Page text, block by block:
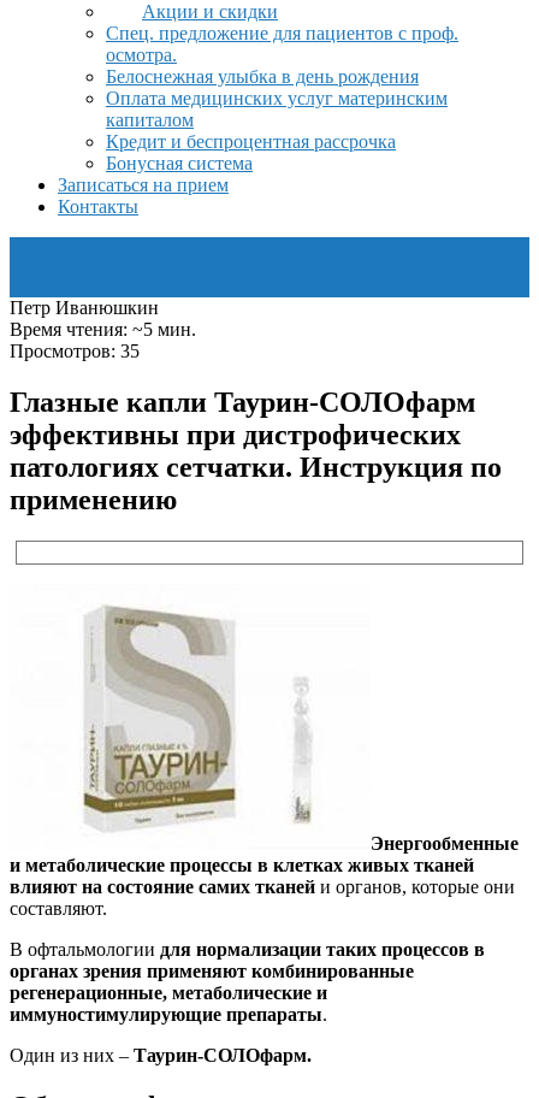
Акции и скидки
Спец. предложение для пациентов с проф.
осмотра.
Белоснежная улыбка в день рождения
Оплата медицинских услуг материнским
капиталом
Кредит и беспроцентная рассрочка
Бонусная система
Записаться на прием
Контакты
Петр Иванюшкин
Время чтения: ~5 мин.
Просмотров: 35
Глазные капли Таурин-СОЛОфарм
эффективны при дистрофических
патологиях сетчатки. Инструкция по
применению
Энергообменные
и метаболические процессы в клетках живых тканей
влияют на состояние самих тканей и органов, которые они
составляют.
В офтальмологии для нормализации таких процессов в
органах зрения применяют комбинированные
регенерационные, метаболические и
иммуностимулирующие препараты.
Один из них – Таурин-СОЛОфарм.